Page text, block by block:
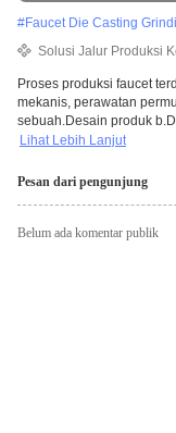
#Faucet Die Casting
Solusi Jalur Produksi
Proses produksi faucet
mekanis, perawatan
sebuah.Desain produk
Lihat Lebih Lanjut
Pesan dari pengunjung
Belum ada komentar publik